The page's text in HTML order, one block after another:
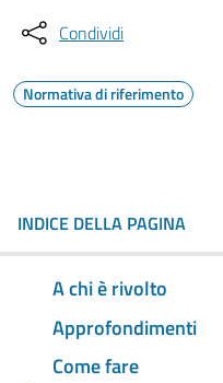
Condividi
Normativa di riferimento
INDICE DELLA PAGINA
A chi è rivolto
Approfondimenti
Come fare